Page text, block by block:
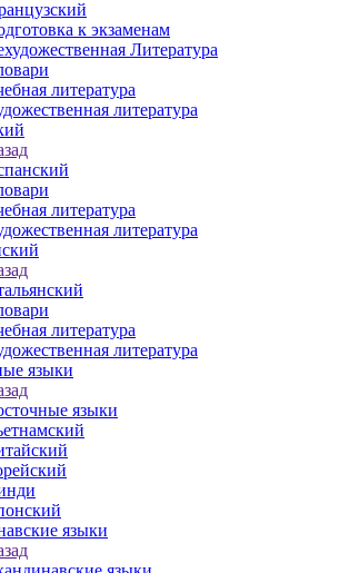
к экзаменам
Литература
литература
литература
литература
литература
литература
литература
языки
языки
языки